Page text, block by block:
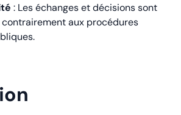
: Les échanges et décisions sont
aux procédures